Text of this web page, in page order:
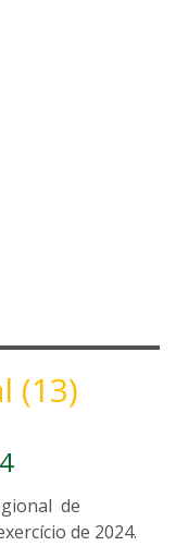
(13)
de
de 2024.